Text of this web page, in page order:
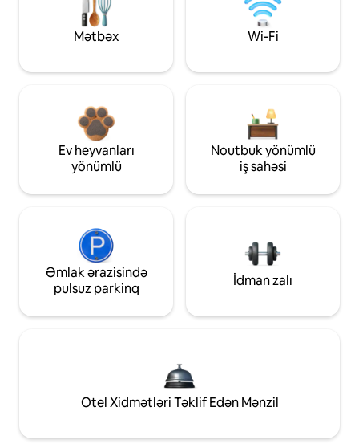
Mətbəx Wi-Fi
Ev heyvanları
yönümlü
Noutbuk yönümlü
iş sahəsi
Əmlak ərazisində
pulsuz parkinq
İdman zalı
Otel Xidmətləri Təklif Edən Mənzil